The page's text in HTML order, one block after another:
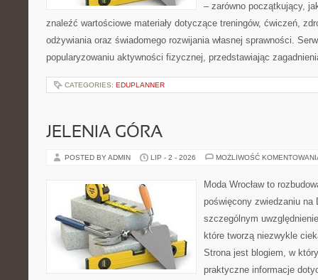
– zarówno początkujący,
znaleźć wartościowe materiały dotyczące treningów, ćwiczeń,
odżywiania oraz świadomego rozwijania własnej sprawności.
popularyzowaniu aktywności fizycznej, przedstawiając
CATEGORIES: EDUPLANNER
JELENIA GÓRA
POSTED BY ADMIN LIP - 2 - 2026 MOŻLIWOŚĆ
Moda Wrocław to
poświęcony zwiedzaniu na
szczególnym
które tworzą niezwykle
Strona jest blogiem, w
praktyczne informacje